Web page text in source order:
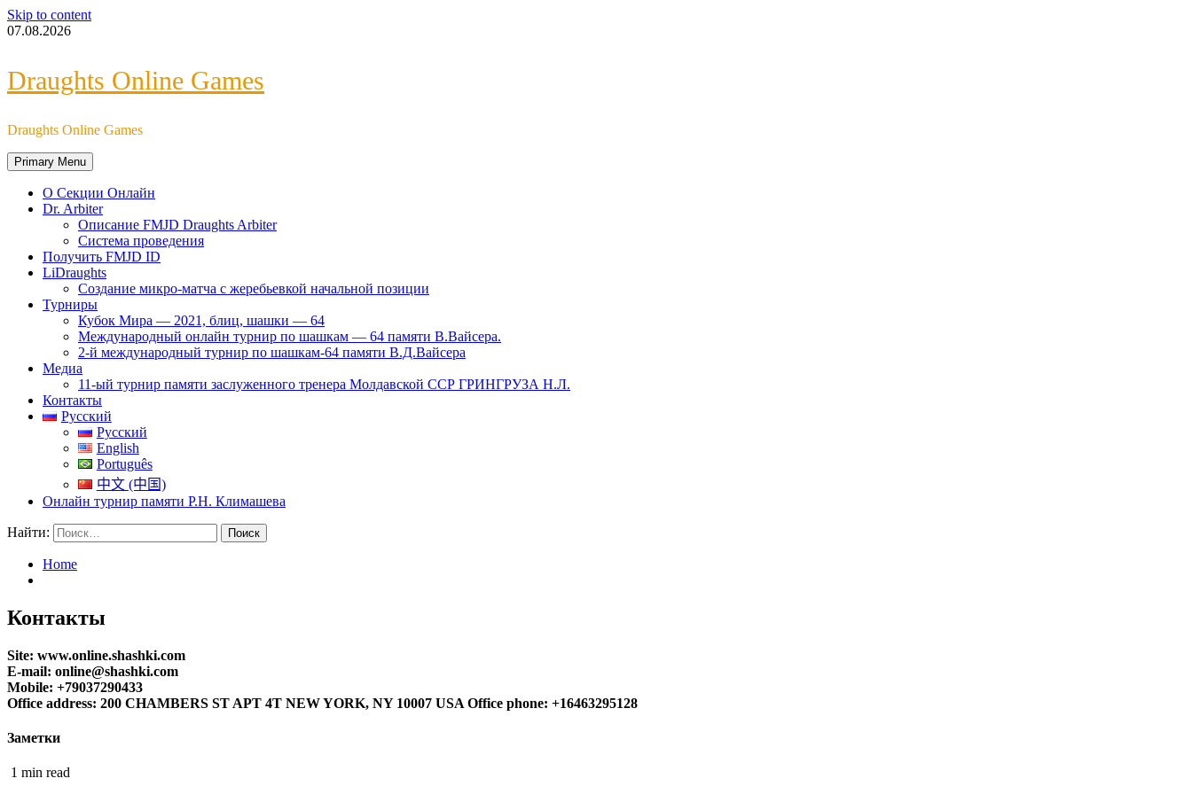
Skip to content
07.08.2026
Draughts Online Games
Draughts Online Games
Primary Menu
О Секции Онлайн
Dr. Arbiter
Описание FMJD Draughts Arbiter
Система проведения
Получить FMJD ID
LiDraughts
Создание микро-матча с жеребьевкой начальной позиции
Турниры
Кубок Мира — 2021, блиц, шашки — 64
Международный онлайн турнир по шашкам — 64 памяти В.Вайсера.
2-й международный турнир по шашкам-64 памяти В.Д.Вайсера
Медиа
11-ый турнир памяти заслуженного тренера Молдавской ССР ГРИНГРУЗА Н.Л.
Контакты
Русский
Русский
English
Português
中文 (中国)
Онлайн турнир памяти Р.Н. Климашева
Найти:
Home
Контакты
Site: www.online.shashki.com
E-mail: online@shashki.com
Mobile: +79037290433
Office address: 200 CHAMBERS ST APT 4T NEW YORK, NY 10007 USA Office phone: +16463295128
Заметки
1 min read